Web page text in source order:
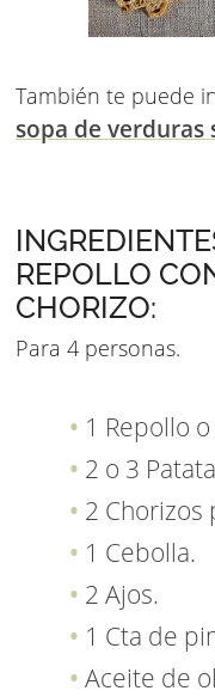
También te puede
sopa de verduras
REPOLLO
CHORIZO:
Para 4 personas.
1 Repollo
2 o 3
2 Chorizos
1 Cebolla.
2 Ajos.
1 Cta de
Aceite de